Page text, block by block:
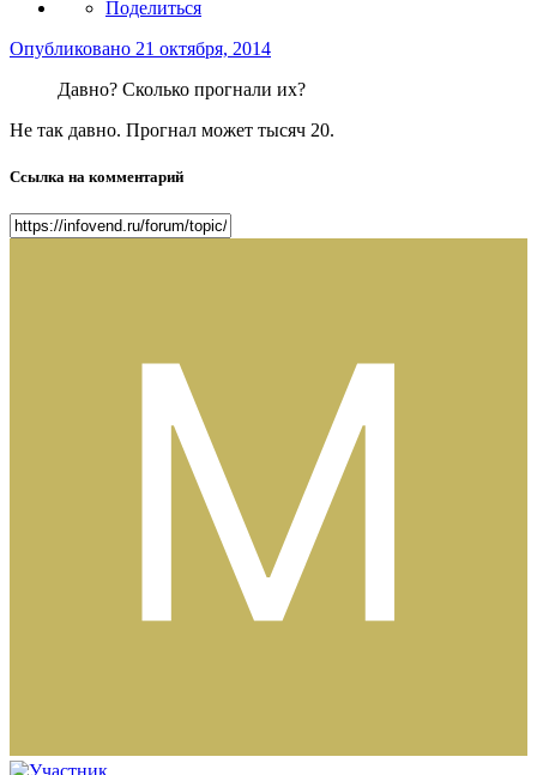
Поделиться
Опубликовано 21 октября, 2014
Давно? Сколько прогнали их?
Не так давно. Прогнал может тысяч 20.
Ссылка на комментарий